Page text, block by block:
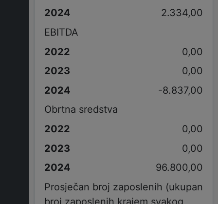
2.334,00
EBITDA
0,00
0,00
-8.837,00
Obrtna sredstva
0,00
0,00
96.800,00
Prosječan broj zaposlenih (ukupan
broj zaposlenih krajem svakog